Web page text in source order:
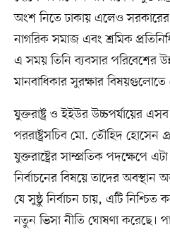
অংশ নিতে ঢাকায় এলেও সরকারের
নাগরিক সমাজ এবং শ্রমিক
এ সময় তিনি ব্যবসার পরিবেশের
মানবাধিকার সুরক্ষার
যুক্তরাষ্ট্র ও ইইউর উচ্চপর্যায়ের
পররাষ্ট্রসচিব মো. তৌহিদ হোসেন
যুক্তরাষ্ট্রের সাম্প্রতিক পদক্ষেপে
নির্বাচনের বিষয়ে তাদের অবস্থান
যে সুষ্ঠু নির্বাচন চায়, এটি
নতুন ভিসা নীতি ঘোষণা করেছে।